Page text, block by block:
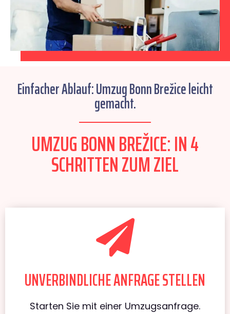
Einfacher Ablauf: Umzug Bonn Brežice leicht
gemacht.
UMZUG BONN BREŽICE: IN 4
SCHRITTEN ZUM ZIEL
UNVERBINDLICHE ANFRAGE STELLEN
Starten Sie mit einer Umzugsanfrage.